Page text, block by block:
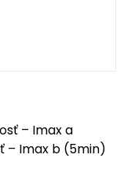
– Imax a
– Imax b (5min)